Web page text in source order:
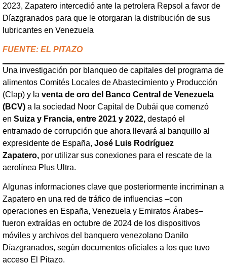
2023, Zapatero intercedió ante la petrolera Repsol a favor de
Díazgranados para que le otorgaran la distribución de sus
lubricantes en Venezuela
FUENTE: EL PITAZO
Una investigación por blanqueo de capitales del programa de
alimentos Comités Locales de Abastecimiento y Producción
(Clap) y la venta de oro del Banco Central de Venezuela
(BCV) a la sociedad Noor Capital de Dubái que comenzó
en Suiza y Francia, entre 2021 y 2022, destapó el
entramado de corrupción que ahora llevará al banquillo al
expresidente de España, José Luis Rodríguez
Zapatero, por utilizar sus conexiones para el rescate de la
aerolínea Plus Ultra.
Algunas informaciones clave que posteriormente incriminan a
Zapatero en una red de tráfico de influencias –con
operaciones en España, Venezuela y Emiratos Árabes–
fueron extraídas en octubre de 2024 de los dispositivos
móviles y archivos del banquero venezolano Danilo
Díazgranados, según documentos oficiales a los que tuvo
acceso El Pitazo.